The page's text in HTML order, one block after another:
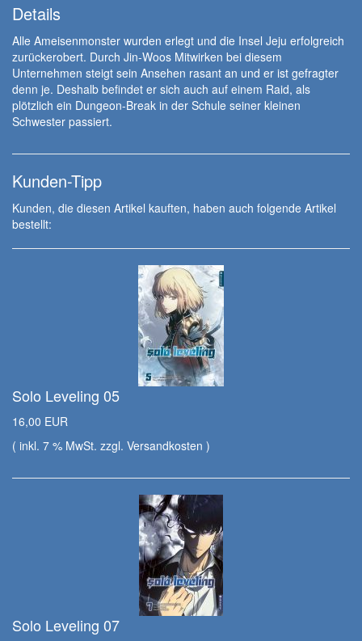
Details
Alle Ameisenmonster wurden erlegt und die Insel Jeju erfolgreich
zurückerobert. Durch Jin-Woos Mitwirken bei diesem
Unternehmen steigt sein Ansehen rasant an und er ist gefragter
denn je. Deshalb befindet er sich auch auf einem Raid, als
plötzlich ein Dungeon-Break in der Schule seiner kleinen
Schwester passiert.
Kunden-Tipp
Kunden, die diesen Artikel kauften, haben auch folgende Artikel
bestellt:
Solo Leveling 05
16,00 EUR
( inkl. 7 % MwSt. zzgl. Versandkosten )
Solo Leveling 07